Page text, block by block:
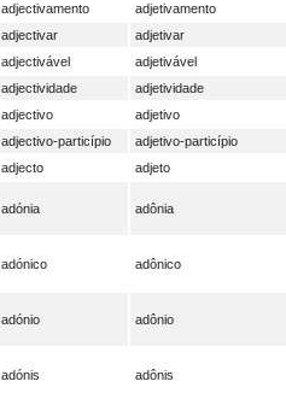
adjectivamento
adjetivamento
adjectivar
adjetivar
adjectivável
adjetivável
adjectividade
adjetividade
adjectivo
adjetivo
adjectivo-particípio
adjetivo-particípio
adjecto
adjeto
adónia adônia
adónico adônico
adónio adônio
adónis adônis